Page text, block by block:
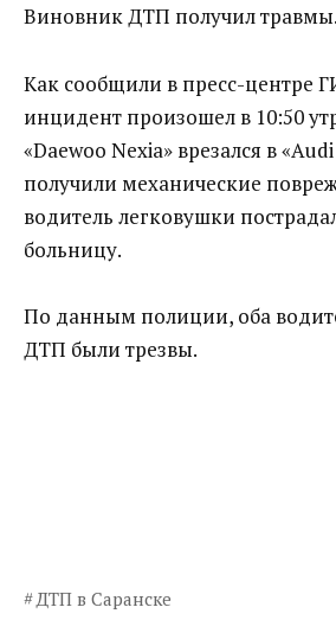
Виновник ДТП получил травмы.
Как сообщили в пресс-центре
инцидент произошел в 10:50
«Daewoo Nexia» врезался в
получили механические
водитель легковушки
больницу.
По данным полиции, оба
ДТП были трезвы.
ДТП в Саранске